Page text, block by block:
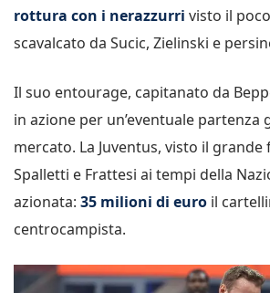
rottura con i nerazzurri visto il
scavalcato da Sucic, Zielinski e
Il suo entourage, capitanato da
in azione per un’eventuale partenza
mercato. La Juventus, visto il grande
Spalletti e Frattesi ai tempi della
azionata: 35 milioni di euro il
centrocampista.